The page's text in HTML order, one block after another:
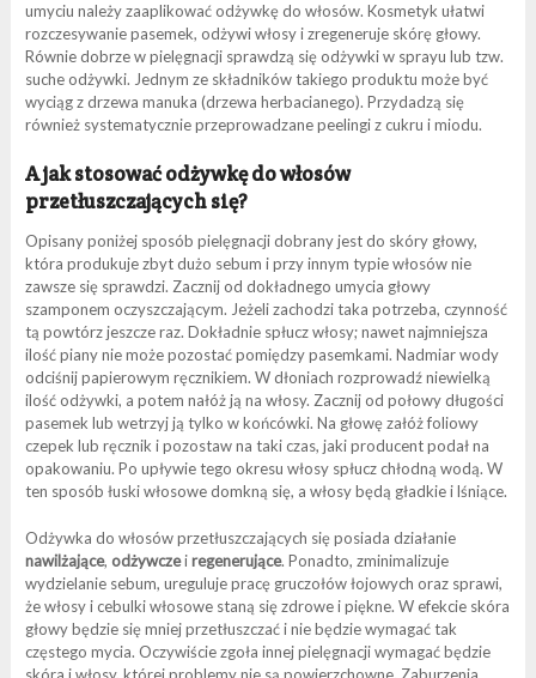
umyciu należy zaaplikować odżywkę do włosów. Kosmetyk ułatwi
rozczesywanie pasemek, odżywi włosy i zregeneruje skórę głowy.
Równie dobrze w pielęgnacji sprawdzą się odżywki w sprayu lub tzw.
suche odżywki. Jednym ze składników takiego produktu może być
wyciąg z drzewa manuka (drzewa herbacianego). Przydadzą się
również systematycznie przeprowadzane peelingi z cukru i miodu.
A jak stosować odżywkę do włosów
przetłuszczających się?
Opisany poniżej sposób pielęgnacji dobrany jest do skóry głowy,
która produkuje zbyt dużo sebum i przy innym typie włosów nie
zawsze się sprawdzi. Zacznij od dokładnego umycia głowy
szamponem oczyszczającym. Jeżeli zachodzi taka potrzeba, czynność
tą powtórz jeszcze raz. Dokładnie spłucz włosy; nawet najmniejsza
ilość piany nie może pozostać pomiędzy pasemkami. Nadmiar wody
odciśnij papierowym ręcznikiem. W dłoniach rozprowadź niewielką
ilość odżywki, a potem nałóż ją na włosy. Zacznij od połowy długości
pasemek lub wetrzyj ją tylko w końcówki. Na głowę załóż foliowy
czepek lub ręcznik i pozostaw na taki czas, jaki producent podał na
opakowaniu. Po upływie tego okresu włosy spłucz chłodną wodą. W
ten sposób łuski włosowe domkną się, a włosy będą gładkie i lśniące.
Odżywka do włosów przetłuszczających się posiada działanie
nawilżające, odżywczeiregenerujące. Ponadto, zminimalizuje
wydzielanie sebum, ureguluje pracę gruczołów łojowych oraz sprawi,
że włosy i cebulki włosowe staną się zdrowe i piękne. W efekcie skóra
głowy będzie się mniej przetłuszczać i nie będzie wymagać tak
częstego mycia. Oczywiście zgoła innej pielęgnacji wymagać będzie